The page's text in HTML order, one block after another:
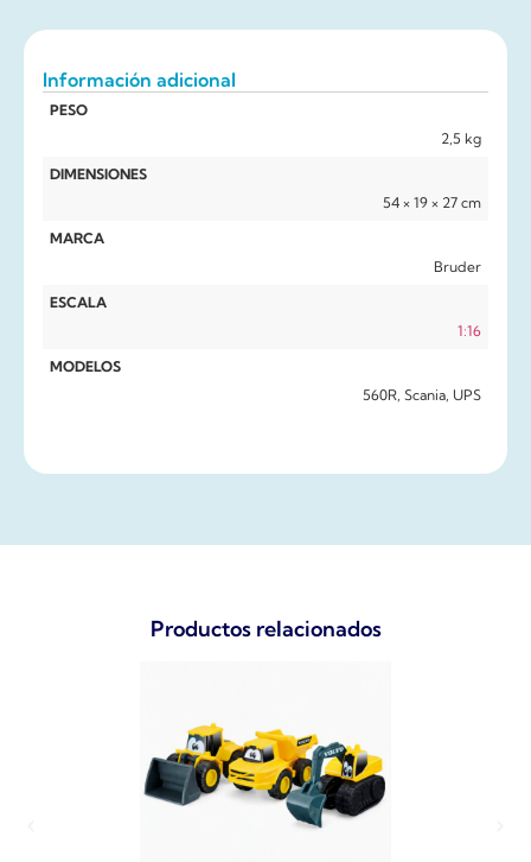
Información adicional
PESO
2,5 kg
DIMENSIONES
54 × 19 × 27 cm
MARCA
Bruder
ESCALA
1:16
MODELOS
560R, Scania, UPS
Productos relacionados